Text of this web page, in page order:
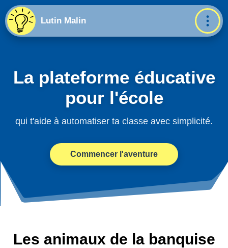
Lutin Malin
La plateforme éducative
pour l'école
qui t'aide à automatiser ta classe avec simplicité.
Commencer l'aventure
Les animaux de la banquise